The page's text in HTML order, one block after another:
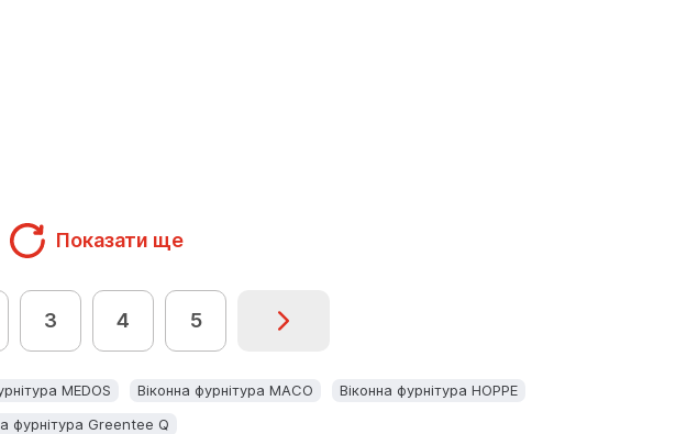
Показати ще
3 4 5
MEDOS Віконна фурнітура MACO
Віконна фурнітура HOPPE
фурнітура Greentee Q